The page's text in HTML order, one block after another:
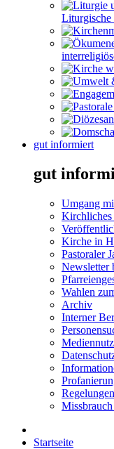
Liturgische
gut informiert
gut
Umgang
Kirchliches
Kirche in
Pastoraler
Newsletter
Wahlen
Archiv
Interner
Startseite